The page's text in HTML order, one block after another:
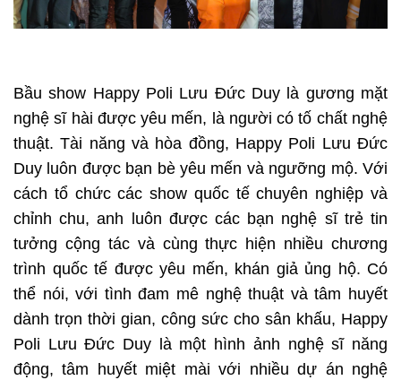
Bầu show Happy Poli Lưu Đức Duy là gương mặt
nghệ sĩ hài được yêu mến, là người có tố chất nghệ
thuật. Tài năng và hòa đồng, Happy Poli Lưu Đức
Duy luôn được bạn bè yêu mến và ngưỡng mộ. Với
cách tổ chức các show quốc tế chuyên nghiệp và
chỉnh chu, anh luôn được các bạn nghệ sĩ trẻ tin
tưởng cộng tác và cùng thực hiện nhiều chương
trình quốc tế được yêu mến, khán giả ủng hộ. Có
thể nói, với tình đam mê nghệ thuật và tâm huyết
dành trọn thời gian, công sức cho sân khấu, Happy
Poli Lưu Đức Duy là một hình ảnh nghệ sĩ năng
động, tâm huyết miệt mài với nhiều dự án nghệ